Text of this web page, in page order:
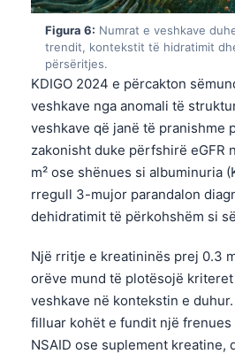
Figura 6: Numrat e veshkave
trendit, kontekstit të hidratimit
përsëritjes.
KDIGO 2024 e përcakton
veshkave nga anomali të
veshkave që janë të pranishme
zakonisht duke përfshirë eGFR
m² ose shënues si albuminuria
rregull 3-mujor parandalon
dehidratimit të përkohshëm si
Një rritje e kreatininës prej 0.3
orëve mund të plotësojë
veshkave në kontekstin e
filluar kohët e fundit një frenues
NSAID ose suplement kreatine,
Čeština
ქართული
Русский
Lietuvių kalba
Polski
한국어
Slovenščina
Magyar
বাংলা
اردو
मराठी
తెలుగు